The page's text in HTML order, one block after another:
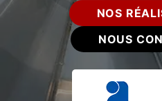
NOS
NOUS